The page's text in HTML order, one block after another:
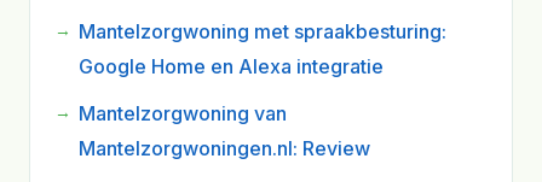
Mantelzorgwoning met spraakbesturing:
Google Home en Alexa integratie
Mantelzorgwoning van
Mantelzorgwoningen.nl: Review